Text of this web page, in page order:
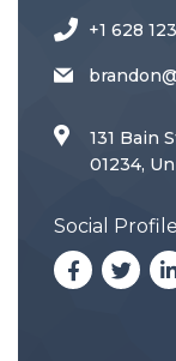
+1 628
131 Bain
01234,
Social